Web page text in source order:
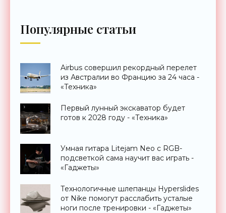
Популярные статьи
Airbus совершил рекордный перелет
из Австралии во Францию за 24 часа -
«Техника»
Первый лунный экскаватор будет
готов к 2028 году - «Техника»
Умная гитара Litejam Neo с RGB-
подсветкой сама научит вас играть -
«Гаджеты»
Технологичные шлепанцы Hyperslides
от Nike помогут расслабить усталые
ноги после тренировки - «Гаджеты»